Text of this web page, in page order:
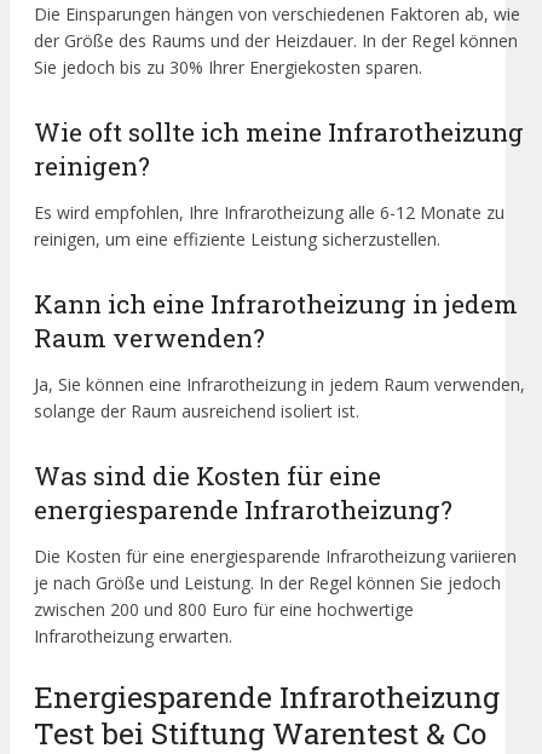
Die Einsparungen hängen von verschiedenen Faktoren ab, wie
der Größe des Raums und der Heizdauer. In der Regel können
Sie jedoch bis zu 30% Ihrer Energiekosten sparen.
Wie oft sollte ich meine Infrarotheizung
reinigen?
Es wird empfohlen, Ihre Infrarotheizung alle 6-12 Monate zu
reinigen, um eine effiziente Leistung sicherzustellen.
Kann ich eine Infrarotheizung in jedem
Raum verwenden?
Ja, Sie können eine Infrarotheizung in jedem Raum verwenden,
solange der Raum ausreichend isoliert ist.
Was sind die Kosten für eine
energiesparende Infrarotheizung?
Die Kosten für eine energiesparende Infrarotheizung variieren
je nach Größe und Leistung. In der Regel können Sie jedoch
zwischen 200 und 800 Euro für eine hochwertige
Infrarotheizung erwarten.
Energiesparende Infrarotheizung
Test bei Stiftung Warentest & Co